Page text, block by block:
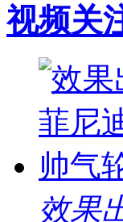
视频关
效果